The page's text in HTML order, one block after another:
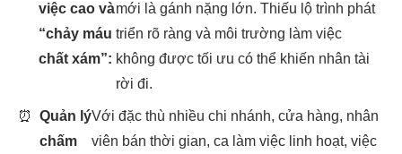
việc cao và
“chảy máu
chất xám”:
mới là gánh nặng lớn. Thiếu lộ trình phát
triển rõ ràng và môi trường làm việc
không được tối ưu có thể khiến nhân tài
rời đi.
⏰
Quản lý
chấm
Với đặc thù nhiều chi nhánh, cửa hàng, nhân
viên bán thời gian, ca làm việc linh hoạt, việc